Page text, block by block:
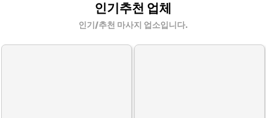
인기추천 업체
인기/추천 마사지 업소입니다.